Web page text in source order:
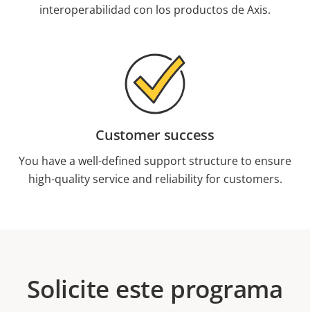
interoperabilidad con los productos de Axis.
Customer success
You have a well-defined support structure to ensure
high-quality service and reliability for customers.
Solicite este programa